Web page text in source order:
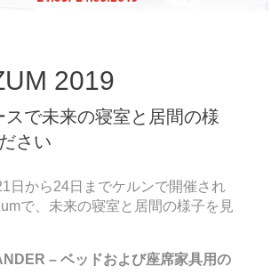
2019
スで未来の寝室と居間の様
さい
日から24日までケルンで開催され
で、未来の寝室と居間の様子を見
– ベッドおよび座席家具用の